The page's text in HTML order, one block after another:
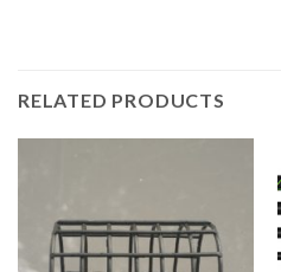
RELATED PRODUCTS